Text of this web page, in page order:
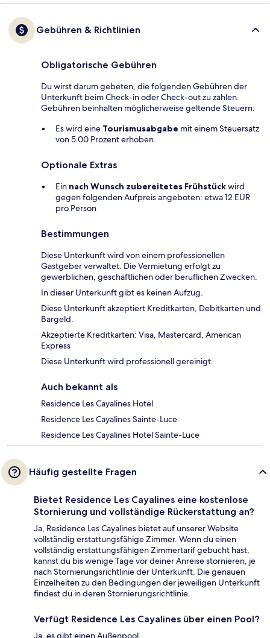
Gebühren & Richtlinien
Obligatorische Gebühren
Du wirst darum gebeten, die folgenden Gebühren der
Unterkunft beim Check-in oder Check-out zu zahlen.
Gebühren beinhalten möglicherweise geltende Steuern:
Es wird eine Tourismusabgabe mit einem Steuersatz
von 5.00 Prozent erhoben.
Optionale Extras
Ein nach Wunsch zubereitetes Frühstückwird
gegen folgenden Aufpreis angeboten: etwa 12 EUR
pro Person
Bestimmungen
Diese Unterkunft wird von einem professionellen
Gastgeber verwaltet. Die Vermietung erfolgt zu
gewerblichen, geschäftlichen oder beruflichen Zwecken.
In dieser Unterkunft gibt es keinen Aufzug.
Diese Unterkunft akzeptiert Kreditkarten, Debitkarten und
Bargeld.
Akzeptierte Kreditkarten: Visa, Mastercard, American
Express
Diese Unterkunft wird professionell gereinigt.
Auch bekannt als
Residence Les Cayalines Hotel
Residence Les Cayalines Sainte-Luce
Residence Les Cayalines Hotel Sainte-Luce
Häufig gestellte Fragen
Bietet Residence Les Cayalines eine kostenlose
Stornierung und vollständige Rückerstattung an?
Ja, Residence Les Cayalines bietet auf unserer Website
vollständig erstattungsfähige Zimmer. Wenn du einen
vollständig erstattungsfähigen Zimmertarif gebucht hast,
kannst du bis wenige Tage vor deiner Anreise stornieren, je
nach Stornierungsrichtlinie der Unterkunft. Die genauen
Einzelheiten zu den Bedingungen der jeweiligen Unterkunft
findest du in deren Stornierungsrichtlinie.
Verfügt Residence Les Cayalines über einen Pool?
Ja, es gibt einen Außenpool.